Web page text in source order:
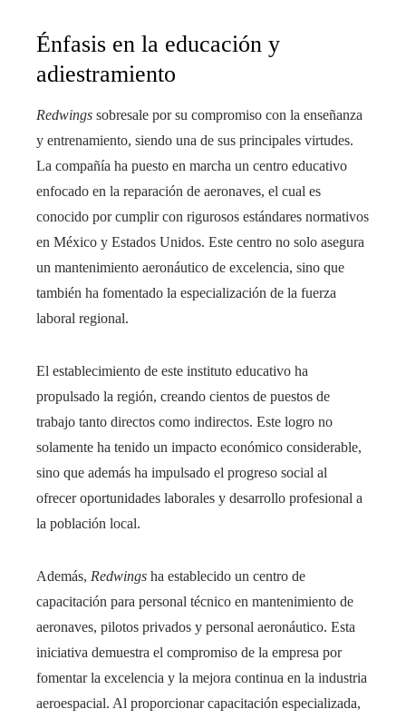
Énfasis en la educación y
adiestramiento
Redwings sobresale por su compromiso con la enseñanza
y entrenamiento, siendo una de sus principales virtudes.
La compañía ha puesto en marcha un centro educativo
enfocado en la reparación de aeronaves, el cual es
conocido por cumplir con rigurosos estándares normativos
en México y Estados Unidos. Este centro no solo asegura
un mantenimiento aeronáutico de excelencia, sino que
también ha fomentado la especialización de la fuerza
laboral regional.
El establecimiento de este instituto educativo ha
propulsado la región, creando cientos de puestos de
trabajo tanto directos como indirectos. Este logro no
solamente ha tenido un impacto económico considerable,
sino que además ha impulsado el progreso social al
ofrecer oportunidades laborales y desarrollo profesional a
la población local.
Además, Redwings ha establecido un centro de
capacitación para personal técnico en mantenimiento de
aeronaves, pilotos privados y personal aeronáutico. Esta
iniciativa demuestra el compromiso de la empresa por
fomentar la excelencia y la mejora continua en la industria
aeroespacial. Al proporcionar capacitación especializada,